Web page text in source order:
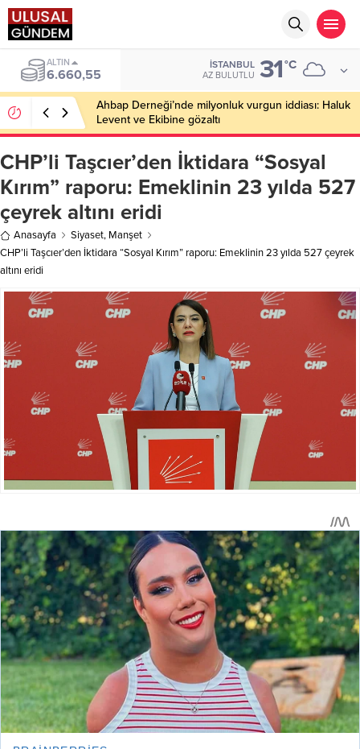
BIST
13.779,39
İSTANBUL
AZ BULUTLU 31°C
Ahbap Derneği’nde milyonluk vurgun iddiası: Haluk
Levent ve Ekibine gözaltı
CHP’li Taşcıer’den İktidara “Sosyal
Kırım” raporu: Emeklinin 23 yılda 527
çeyrek altını eridi
Anasayfa Siyaset, Manşet
CHP’li Taşcıer’den İktidara “Sosyal Kırım” raporu: Emeklinin 23 yılda 527 çeyrek
altını eridi